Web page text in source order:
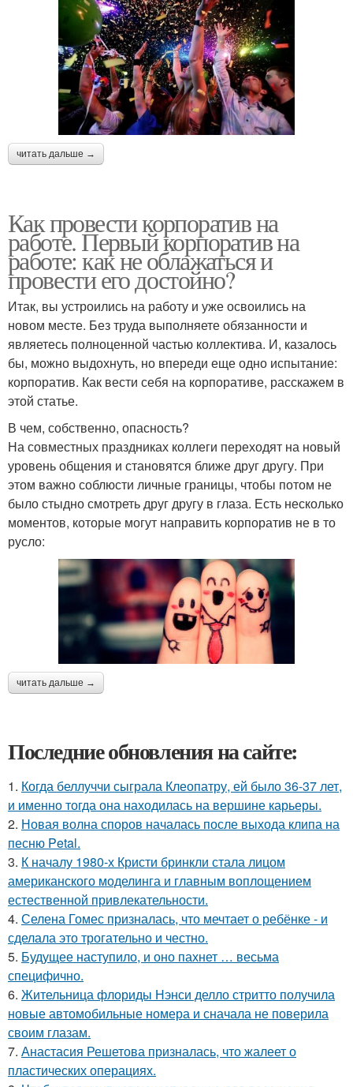
читать дальше →
Как провести корпоратив на
работе. Первый корпоратив на
работе: как не облажаться и
провести его достойно?
Итак, вы устроились на работу и уже освоились на
новом месте. Без труда выполняете обязанности и
являетесь полноценной частью коллектива. И, казалось
бы, можно выдохнуть, но впереди еще одно испытание:
корпоратив. Как вести себя на корпоративе, расскажем в
этой статье.
В чем, собственно, опасность?
На совместных праздниках коллеги переходят на новый
уровень общения и становятся ближе друг другу. При
этом важно соблюсти личные границы, чтобы потом не
было стыдно смотреть друг другу в глаза. Есть несколько
моментов, которые могут направить корпоратив не в то
русло:
читать дальше →
Последние обновления на сайте:
1. Когда беллуччи сыграла Клеопатру, ей было 36-37 лет,
и именно тогда она находилась на вершине карьеры.
2. Новая волна споров началась после выхода клипа на
песню Petal.
3. К началу 1980-х Кристи бринкли стала лицом
американского моделинга и главным воплощением
естественной привлекательности.
4. Селена Гомес призналась, что мечтает о ребёнке - и
сделала это трогательно и честно.
5. Будущее наступило, и оно пахнет … весьма
специфично.
6. Жительница флориды Нэнси делло стритто получила
новые автомобильные номера и сначала не поверила
своим глазам.
7. Анастасия Решетова призналась, что жалеет о
пластических операциях.